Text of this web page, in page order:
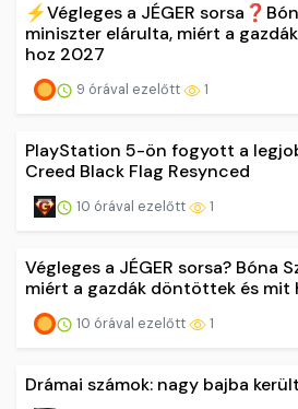
⚡️Végleges a JÉGER
miniszter elárulta, miért a
hoz 2027
9 órával ezelőtt 1
PlayStation 5-ön fogyott a
Creed Black Flag Resynced
10 órával ezelőtt 1
Végleges a JÉGER sorsa? Bóna
miért a gazdák döntöttek és mit
10 órával ezelőtt 1
Drámai számok: nagy bajba